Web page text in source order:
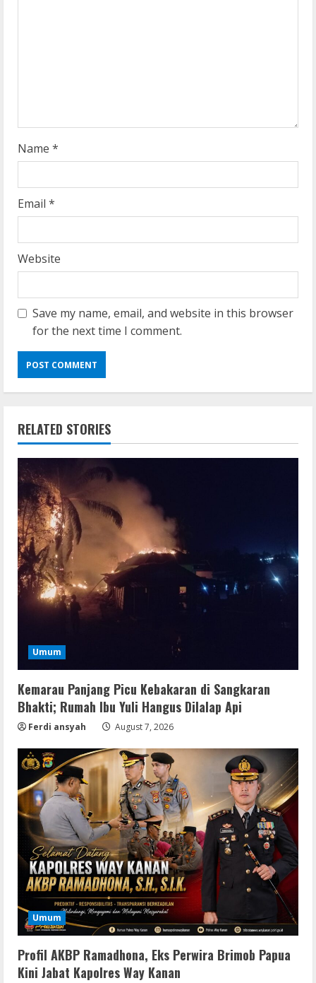
g
Name *
Email *
Website
Save my name, email, and website in this browser
for the next time I comment.
RELATED STORIES
Umum
Kemarau Panjang Picu Kebakaran di Sangkaran
Bhakti; Rumah Ibu Yuli Hangus Dilalap Api
Ferdi ansyah August 7, 2026
Umum
Profil AKBP Ramadhona, Eks Perwira Brimob Papua
Kini Jabat Kapolres Way Kanan
2
Img
Office 365 Professional Plus ISO File
Multilanguage
August 8, 2026
3
Movies
Vertex Force 2026 BRRip UHD DDP5.1
𝐘𝐢𝐟𝐲 𝐌𝐨𝐯𝐢𝐞𝐬 Magnet
August 8, 2026
Resettools
Vpn One Click Cracked x86-x64 [no
Virus]